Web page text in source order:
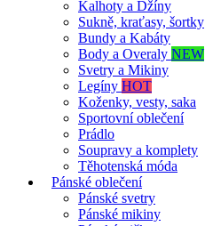
Kalhoty a Džíny
Sukně, kraťasy, šortky
Bundy a Kabáty
Body a Overaly NEW
Svetry a Mikiny
Legíny HOT
Koženky, vesty, saka
Sportovní oblečení
Prádlo
Soupravy a komplety
Těhotenská móda
Pánské oblečení
Pánské svetry
Pánské mikiny